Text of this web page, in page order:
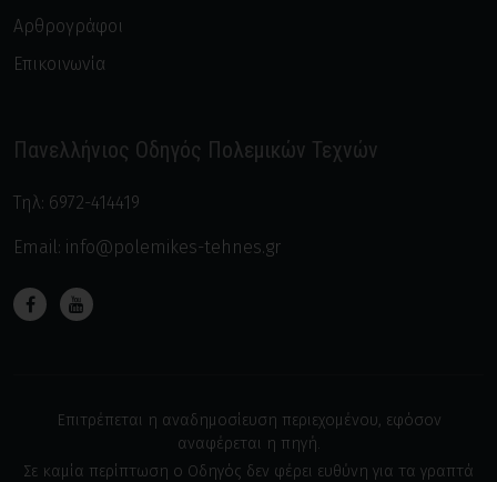
Αρθρογράφοι
Επικοινωνία
Πανελλήνιος Οδηγός Πολεμικών Τεχνών
Τηλ: 6972-414419
Email: info@polemikes-tehnes.gr
Επιτρέπεται η αναδημοσίευση περιεχομένου, εφόσον
αναφέρεται η πηγή.
Σε καμία περίπτωση ο Οδηγός δεν φέρει ευθύνη για τα γραπτά